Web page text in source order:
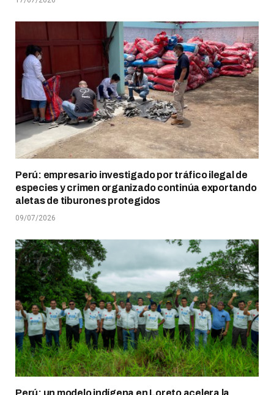
Perú: empresario investigado por tráfico ilegal de
especies y crimen organizado continúa exportando
aletas de tiburones protegidos
09/07/2026
Perú: un modelo indígena en Loreto acelera la